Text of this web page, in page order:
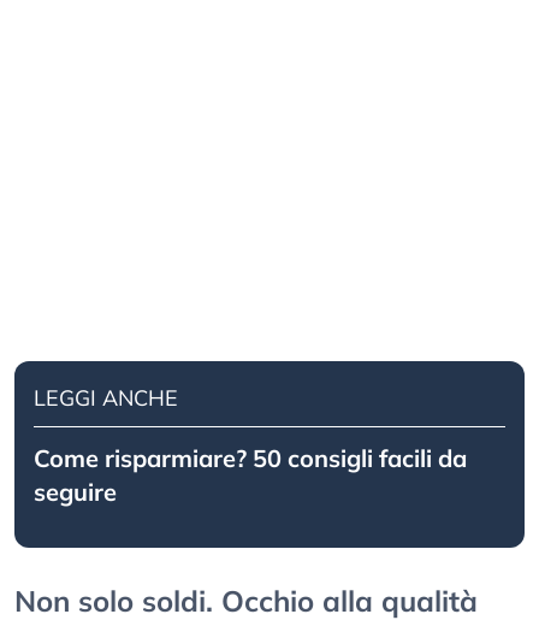
LEGGI ANCHE
Come risparmiare? 50 consigli facili da
seguire
Non solo soldi. Occhio alla qualità